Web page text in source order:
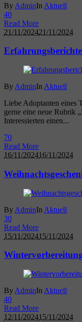
By AdminIn Aktuell
40
Read More
21/11/202421/11/2024
By AdminIn Aktuell
Liebe Adoptanten eines
gerne eine neue Rubrik
Interessierten einen...
70
Read More
16/11/202416/11/2024
By AdminIn Aktuell
30
Read More
15/11/202415/11/2024
By AdminIn Aktuell
40
Read More
12/11/202415/11/2024